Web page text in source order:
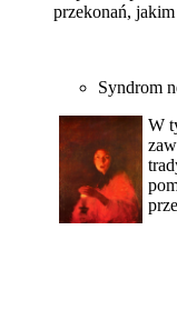
przekonań,
Syndrom
W